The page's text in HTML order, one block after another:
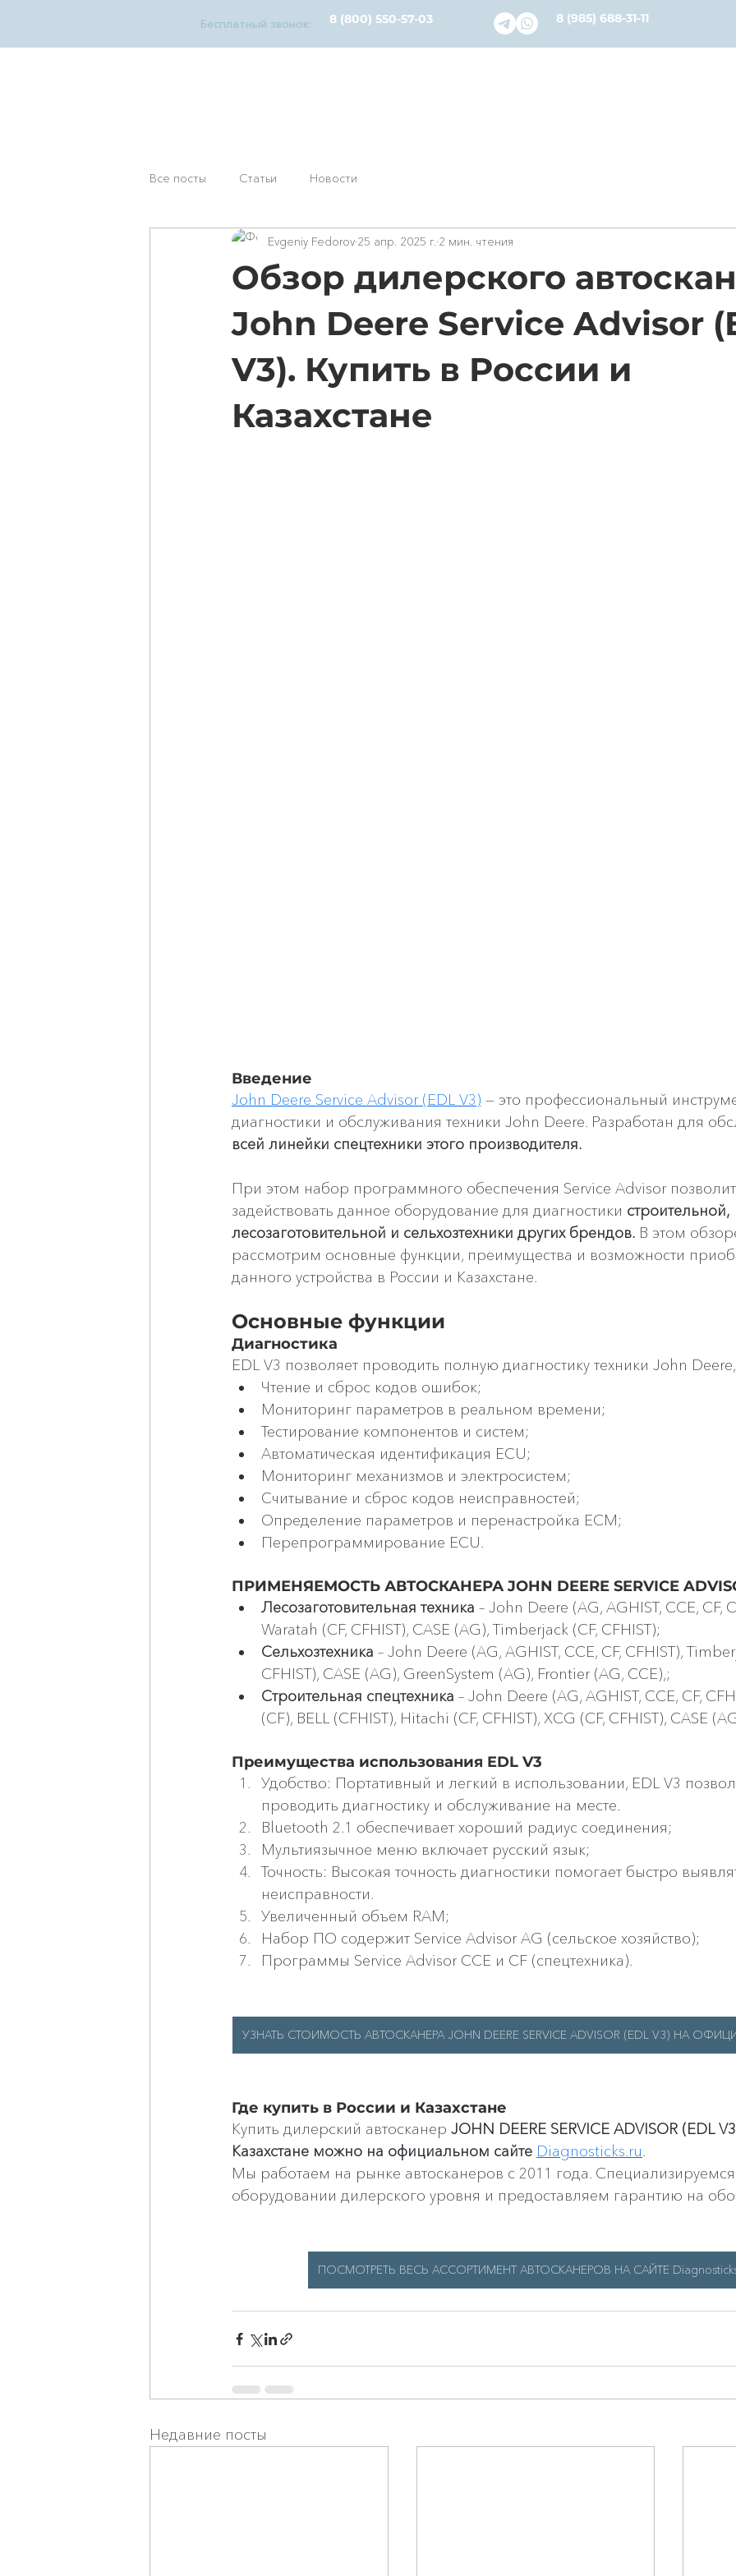
Бесплатный звонок: 8 (800) 550-57-03 8 (985) 688-31-11
Все посты Статьи Новости
Обзор дилерского
John Deere Service Advisor
V3). Купить в России и
Казахстане
Evgeniy Fedorov 25 апр. 2025 г. 2 мин. чтения
Введение
John Deere Service Advisor (EDL V3) — это профессиональный
диагностики и обслуживания техники John Deere. Разработан для
всей линейки спецтехники этого производителя.
При этом набор программного обеспечения Service Advisor позволит
задействовать данное оборудование для диагностики строительной,
лесозаготовительной и сельхозтехники других брендов. В этом
рассмотрим основные функции, преимущества и возможности
данного устройства в России и Казахстане.
Основные функции
Диагностика
EDL V3 позволяет проводить полную диагностику техники John
Чтение и сброс кодов ошибок;
Мониторинг параметров в реальном времени;
Тестирование компонентов и систем;
Автоматическая идентификация ECU;
Мониторинг механизмов и электросистем;
Считывание и сброс кодов неисправностей;
Определение параметров и перенастройка ECM;
Перепрограммирование ECU.
ПРИМЕНЯЕМОСТЬ АВТОСКАНЕРА JOHN DEERE SERVICE
Лесозаготовительная техника – John Deere (AG, AGHIST, CCE, CF,
Waratah (CF, CFHIST), CASE (AG), Timberjack (CF, CFHIST);
Сельхозтехника – John Deere (AG, AGHIST, CCE, CF, CFHIST),
CFHIST), CASE (AG), GreenSystem (AG), Frontier (AG, CCE),;
Строительная спецтехника – John Deere (AG, AGHIST, CCE, CF,
(CF), BELL (CFHIST), Hitachi (CF, CFHIST), XCG (CF, CFHIST), CASE
Преимущества использования EDL V3
Удобство: Портативный и легкий в использовании, EDL V3
проводить диагностику и обслуживание на месте.
Bluetooth 2.1 обеспечивает хороший радиус соединения;
Мультиязычное меню включает русский язык;
Точность: Высокая точность диагностики помогает быстро
неисправности.
Увеличенный объем RAM;
Набор ПО содержит Service Advisor AG (сельское хозяйство);
Программы Service Advisor CCE и CF (спецтехника).
УЗНАТЬ СТОИМОСТЬ АВТОСКАНЕРА JOHN DEERE SERVICE ADVISOR (EDL V3) НА
Где купить в России и Казахстане
Купить дилерский автосканер JOHN DEERE SERVICE ADVISOR (EDL
Казахстане можно на официальном сайте Diagnosticks.ru.
Мы работаем на рынке автосканеров с 2011 года.
оборудовании дилерского уровня и предоставляем гарантию на
ПОСМОТРЕТЬ ВЕСЬ АССОРТИМЕНТ АВТОСКАНЕРОВ НА САЙТЕ
Недавние посты